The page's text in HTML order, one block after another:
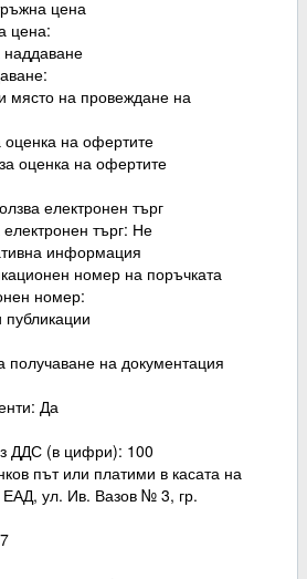
цена
цена:
наддаване
място на провеждане на
оценка на офертите
оценка на офертите
електронен търг
търг: Не
информация
номер на поръчката
номер:
получаване на документация
Да
ДДС (в цифри): 100
път или платими в касата на
ул. Ив. Вазов № 3, гр.